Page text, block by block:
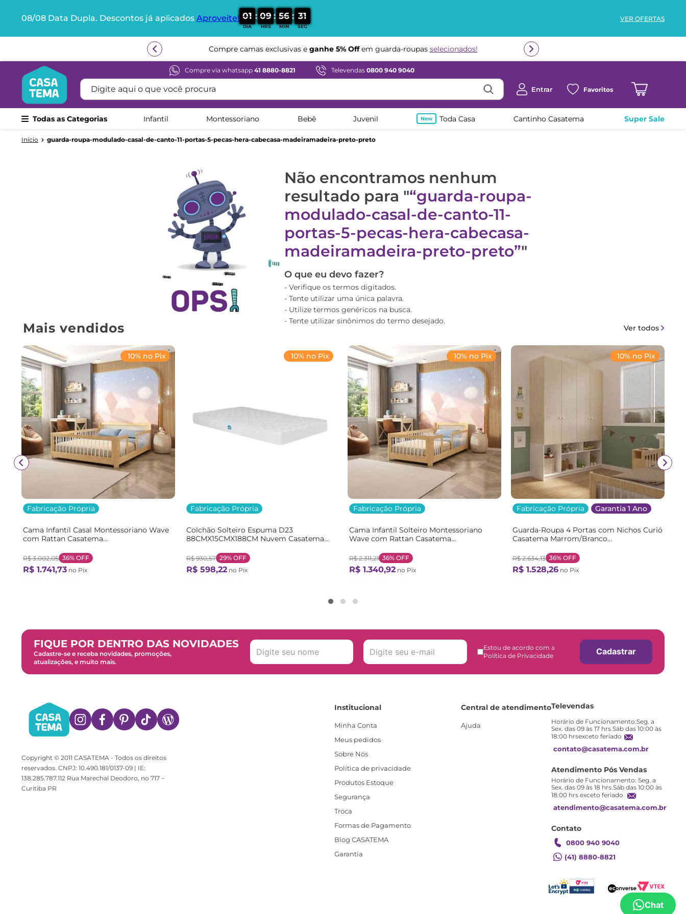
08/08 Data Dupla. Descontos já aplicados Aproveite! 01
DIA
: 09
HRS
: 56
MIN
: 31
SEG
VER OFERTAS
Compre camas exclusivas e ganhe 5% Offem guarda-roupas selecionados!
Compre via whatsapp 41 8880-8821 Televendas 0800 940 9040
Digite aqui o que você procura
Entrar Favoritos
Todas as Categorias Infantil Montessoriano Bebê Juvenil Toda Casa Cantinho Casatema Super Sale
Chat
guarda-roupa-modulado-casal-de-canto-11-portas-5-pecas-hera-cabecasa-madeiramadeira-preto-preto
Não encontramos nenhum
resultado para " guarda-roupa-
modulado-casal-de-canto-11-
portas-5-pecas-hera-cabecasa-
madeiramadeira-preto-preto "
O que eu devo fazer?
Verifique os termos digitados.
Tente utilizar uma única palavra.
Utilize termos genéricos na busca.
Tente utilizar sinônimos do termo desejado.
Mais vendidos Ver todos
Fabricação Própria
10% no Pix
Cama Infantil Casal Montessoriano Wave
com Rattan Casatema
R$ 3.002,05 36% OFF
R$ 1.741,73 no Pix
Fabricação Própria
10% no Pix
Colchão Solteiro Espuma D23
88CMX15CMX188CM Nuvem Casatema
R$ 930,57 29%OFF
R$ 598,22no Pix
Fabricação Própria
10% no Pix
Cama Infantil Solteiro Montessoriano
Wave com Rattan Casatema
R$ 2.311,21 36% OFF
R$ 1.340,92 no Pix
Fabricação Própria Garantia 1 Ano
10% no Pix
Guarda-Roupa 4 Portas com Nichos Curió
Casatema Marrom/Branco
R$ 2.634,13 36%OFF
R$ 1.528,26no Pix
FIQUE POR DENTRO DAS NOVIDADES
Cadastre-se e receba novidades, promoções,
atualizações, e muito mais.
Estou de acordo com a
Política de Privacidade
Cadastrar
Copyright © 2011 CASATEMA - Todos os direitos
reservados. CNPJ: 10.490.181/0137-09 | IE:
138.285.787.112 Rua Marechal Deodoro, no 717 –
Curitiba PR
Institucional
Minha Conta
Meus pedidos
Sobre Nós
Política de privacidade
Produtos Estoque
Segurança
Troca
Formas de Pagamento
Blog CASATEMA
Garantia
Central de atendimento
Ajuda
Televendas
Horário de Funcionamento:Seg. a
Sex. das 09 às 17 hrs.Sáb das 10:00 às
18:00 hrsexceto feriado
contato@casatema.com.br
Atendimento Pós Vendas
Horário de Funcionamento: Seg. a
Sex. das 09 às 18 hrs.Sáb das 10:00 às
18:00 hrs exceto feriado
atendimento@casatema.com.br
Contato
0800 940 9040
(41) 8880-8821
Termos mais buscados
guarda roupa
bicama
aria
escrivaninha